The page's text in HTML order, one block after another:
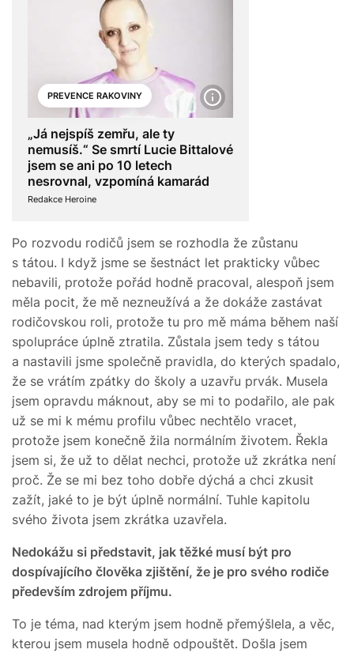
PREVENCE RAKOVINY
„Já nejspíš zemřu, ale ty
nemusíš.“ Se smrtí Lucie Bittalové
jsem se ani po 10 letech
nesrovnal, vzpomíná kamarád
Redakce Heroine
Po rozvodu rodičů jsem se rozhodla že zůstanu
s tátou. I když jsme se šestnáct let prakticky vůbec
nebavili, protože pořád hodně pracoval, alespoň jsem
měla pocit, že mě nezneužívá a že dokáže zastávat
rodičovskou roli, protože tu pro mě máma během naší
spolupráce úplně ztratila. Zůstala jsem tedy s tátou
a nastavili jsme společně pravidla, do kterých spadalo,
že se vrátím zpátky do školy a uzavřu prvák. Musela
jsem opravdu máknout, aby se mi to podařilo, ale pak
už se mi k mému profilu vůbec nechtělo vracet,
protože jsem konečně žila normálním životem. Řekla
jsem si, že už to dělat nechci, protože už zkrátka není
proč. Že se mi bez toho dobře dýchá a chci zkusit
zažít, jaké to je být úplně normální. Tuhle kapitolu
svého života jsem zkrátka uzavřela.
Nedokážu si představit, jak těžké musí být pro
dospívajícího člověka zjištění, že je pro svého rodiče
především zdrojem příjmu.
To je téma, nad kterým jsem hodně přemýšlela, a věc,
kterou jsem musela hodně odpouštět. Došla jsem